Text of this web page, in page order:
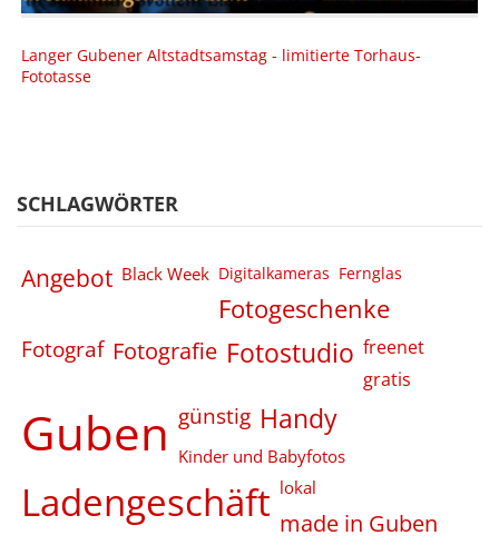
Langer Gubener Altstadtsamstag - limitierte Torhaus-
Fototasse
SCHLAGWÖRTER
Angebot Black Week Digitalkameras Fernglas
Fotogeschenke
Fotograf Fotografie Fotostudio freenet
gratis
Guben günstig Handy
Kinder und Babyfotos
Ladengeschäft lokal
made in Guben